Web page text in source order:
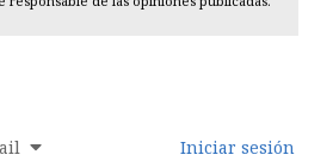
Iniciar sesión